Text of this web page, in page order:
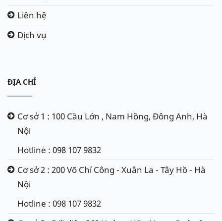
Liên hệ
Dịch vụ
ĐỊA CHỈ
Cơ sở 1 : 100 Cầu Lớn , Nam Hồng, Đông Anh, Hà
Nội
Hotline : 098 107 9832
Cơ sở 2 : 200 Võ Chí Công - Xuân La - Tây Hồ - Hà
Nội
Hotline : 098 107 9832